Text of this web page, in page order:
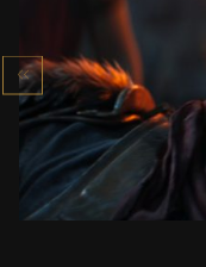
CALL